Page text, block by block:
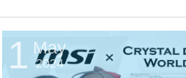
1 May
2024